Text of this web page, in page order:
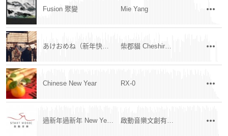
Fusion 聚變 Mie Yang
あけおめね（新年快樂呦） 柴郡貓 Cheshire Cat
Chinese New Year RX-0
過新年過新年 New Year New Year 啟動音樂文創有限公司